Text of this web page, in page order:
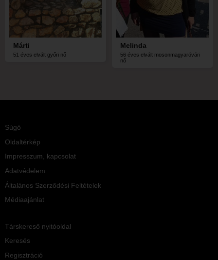
Márti
51 éves elvált győri nő
Melinda
56 éves elvált mosonmagyaróvári
nő
Súgó
Oldaltérkép
Impresszum, kapcsolat
Adatvédelem
Általános Szerződési Feltételek
Médiaajánlat
Társkereső nyitóoldal
Keresés
Regisztráció